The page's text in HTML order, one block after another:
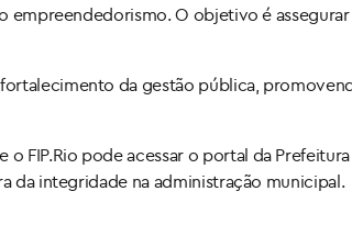
O objetivo é
da gestão pública,
FIP.Rio pode acessar o portal da
da integridade na administração municipal.